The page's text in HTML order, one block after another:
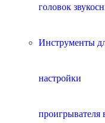
головок
Инструменты
настройки
проигрывателя
метра. Можно
(балансного)
и дрейфа
аппаратура
и выходы.